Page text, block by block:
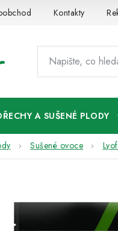
Kontakty
A SUŠENÉ PLODY
Sušené ovoce